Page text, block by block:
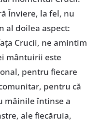
Înviere, la fel, nu
al doilea aspect:
Crucii, ne amintim
mântuirii este
pentru fiecare
pentru că
mâinile întinse a
ale fiecăruia,